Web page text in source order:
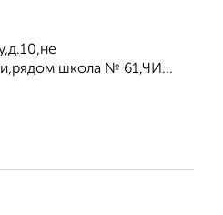
школа № 61,ЧИ...